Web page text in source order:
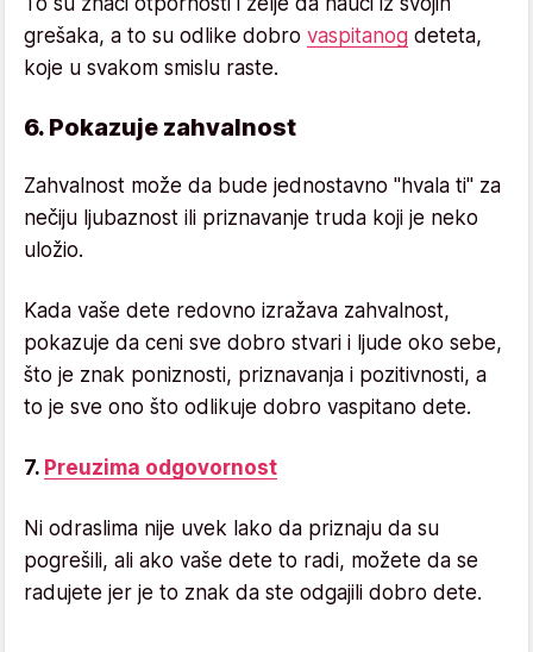
grešaka, a to su odlike dobro vaspitanog deteta,
koje u svakom smislu raste.
6. Pokazuje zahvalnost
Zahvalnost može da bude jednostavno "hvala ti" za
nečiju ljubaznost ili priznavanje truda koji je neko
uložio.
Kada vaše dete redovno izražava zahvalnost,
pokazuje da ceni sve dobro stvari i ljude oko sebe,
što je znak poniznosti, priznavanja i pozitivnosti, a
to je sve ono što odlikuje dobro vaspitano dete.
7. Preuzima odgovornost
Ni odraslima nije uvek lako da priznaju da su
pogrešili, ali ako vaše dete to radi, možete da se
radujete jer je to znak da ste odgajili dobro dete.